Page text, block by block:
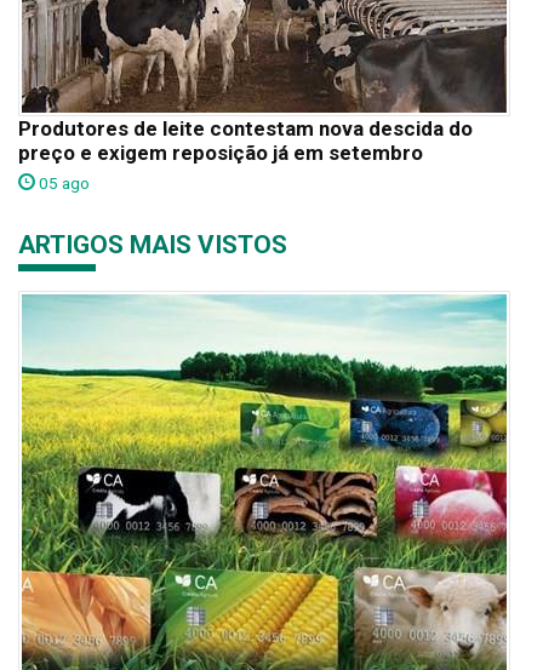
Produtores de leite contestam nova descida do
preço e exigem reposição já em setembro
05 ago
ARTIGOS MAIS VISTOS